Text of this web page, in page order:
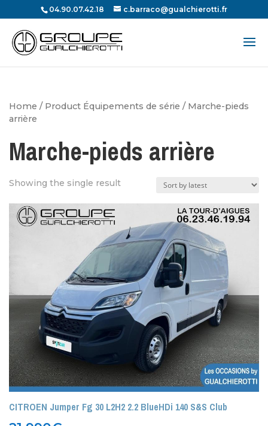
04.90.07.42.18 c.barraco@gualchierotti.fr
Recherche
de
produits
Home / Product Équipements de série / Marche-pieds
arrière
Marche-pieds arrière
Showing the single result
CITROEN Jumper Fg 30 L2H2 2.2 BlueHDi 140 S&S Club